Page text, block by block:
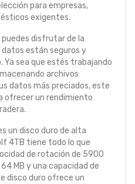
para empresas,
exigentes.
puedes disfrutar de la
están seguros y
sea que estés trabajando
archivos
datos más preciados, este
ofrecer un rendimiento
un disco duro de alta
4TB tiene todo lo que
de rotación de 5900
MB y una capacidad de
disco duro ofrece un